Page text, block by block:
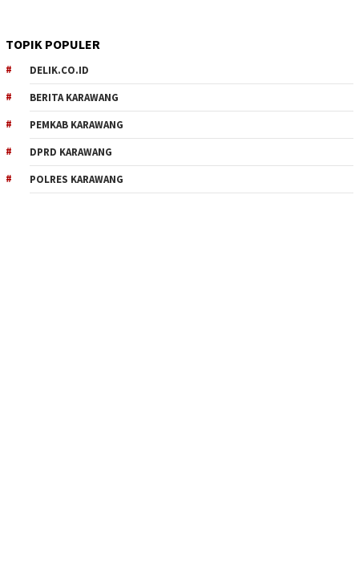
TOPIK POPULER
DELIK.CO.ID
BERITA KARAWANG
PEMKAB KARAWANG
DPRD KARAWANG
POLRES KARAWANG